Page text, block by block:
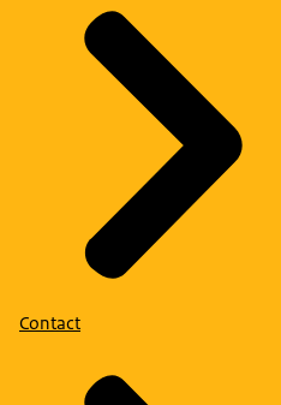
Contact